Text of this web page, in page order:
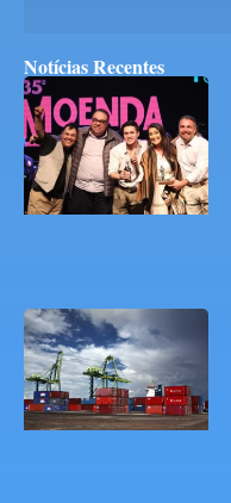
Notícias Recentes